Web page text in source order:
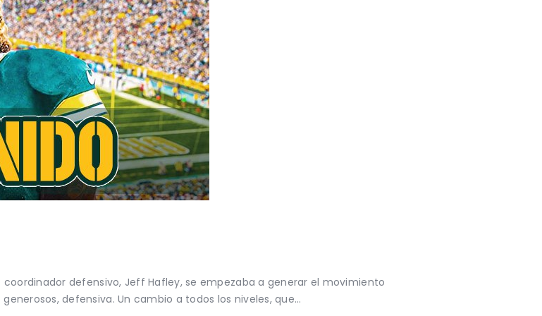
defensivo, Jeff Hafley, se empezaba a generar el movimiento
defensiva. Un cambio a todos los niveles, que…